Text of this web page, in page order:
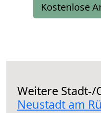
Kostenlose
Weitere Stadt-/
Neustadt am